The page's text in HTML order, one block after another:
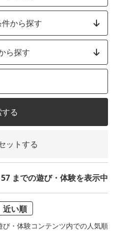
から探す
ら探す
る
ットする
までの遊び・体験を表示中
近い順
・体験コンテンツ内での人気順